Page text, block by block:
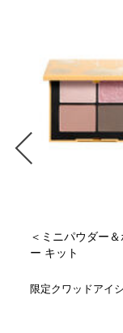
＜ミニパウダー
ー キット
限定クワッドアイ